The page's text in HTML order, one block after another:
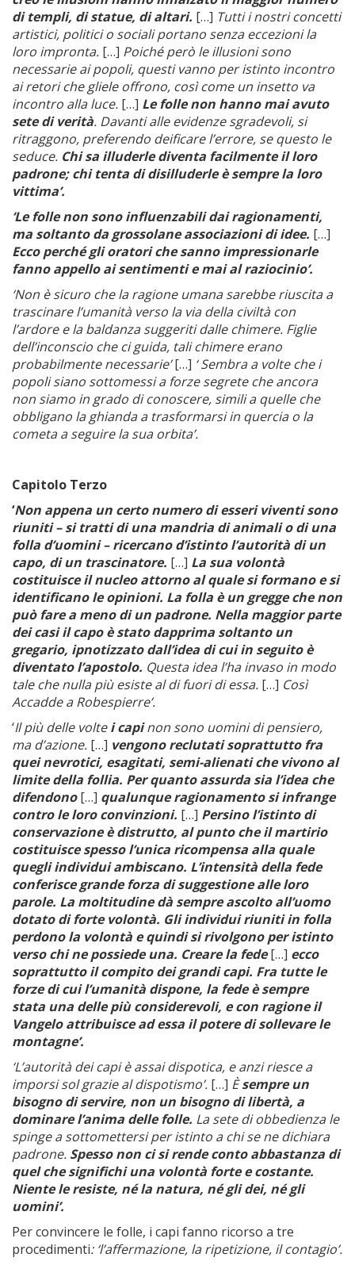
di templi, di statue, di altari. […] Tutti i nostri concetti
artistici, politici o sociali portano senza eccezioni la
loro impronta. […] Poiché però le illusioni sono
necessarie ai popoli, questi vanno per istinto incontro
ai retori che gliele offrono, così come un insetto va
incontro alla luce. […] Le folle non hanno mai avuto
sete di verità. Davanti alle evidenze sgradevoli, si
ritraggono, preferendo deificare l’errore, se questo le
seduce. Chi sa illuderle diventa facilmente il loro
padrone; chi tenta di disilluderle è sempre la loro
vittima’.
‘Le folle non sono influenzabili dai ragionamenti,
ma soltanto da grossolane associazioni di idee. […]
Ecco perché gli oratori che sanno impressionarle
fanno appello ai sentimenti e mai al raziocinio’.
‘Non è sicuro che la ragione umana sarebbe riuscita a
trascinare l’umanità verso la via della civiltà con
l’ardore e la baldanza suggeriti dalle chimere. Figlie
dell’inconscio che ci guida, tali chimere erano
probabilmente necessarie’[…] ‘ Sembra a volte che i
popoli siano sottomessi a forze segrete che ancora
non siamo in grado di conoscere, simili a quelle che
obbligano la ghianda a trasformarsi in quercia o la
cometa a seguire la sua orbita’.
Capitolo Terzo
‘Non appena un certo numero di esseri viventi sono
riuniti – si tratti di una mandria di animali o di una
folla d’uomini – ricercano d’istinto l’autorità di un
capo, di un trascinatore. […] La sua volontà
costituisce il nucleo attorno al quale si formano e si
identificano le opinioni. La folla è un gregge che non
può fare a meno di un padrone. Nella maggior parte
dei casi il capo è stato dapprima soltanto un
gregario, ipnotizzato dall’idea di cui in seguito è
diventato l’apostolo. Questa idea l’ha invaso in modo
tale che nulla più esiste al di fuori di essa. […] Così
Accadde a Robespierre’.
‘Il più delle voltei capinon sono uomini di pensiero,
ma d’azione. […] vengono reclutati soprattutto fra
quei nevrotici, esagitati, semi-alienati che vivono al
limite della follia. Per quanto assurda sia l’idea che
difendono[…] qualunque ragionamento si infrange
contro le loro convinzioni. […] Persino l’istinto di
conservazione è distrutto, al punto che il martirio
costituisce spesso l’unica ricompensa alla quale
quegli individui ambiscano. L’intensità della fede
conferisce grande forza di suggestione alle loro
parole. La moltitudine dà sempre ascolto all’uomo
dotato di forte volontà. Gli individui riuniti in folla
perdono la volontà e quindi si rivolgono per istinto
verso chi ne possiede una. Creare la fede[…] ecco
soprattutto il compito dei grandi capi. Fra tutte le
forze di cui l’umanità dispone, la fede è sempre
stata una delle più considerevoli, e con ragione il
Vangelo attribuisce ad essa il potere di sollevare le
montagne’.
‘L’autorità dei capi è assai dispotica, e anzi riesce a
imporsi sol grazie al dispotismo’. […] Èsempre un
bisogno di servire, non un bisogno di libertà, a
dominare l’anima delle folle. La sete di obbedienza le
spinge a sottomettersi per istinto a chi se ne dichiara
padrone. Spesso non ci si rende conto abbastanza di
quel che significhi una volontà forte e costante.
Niente le resiste, né la natura, né gli dei, né gli
uomini’.
Per convincere le folle, i capi fanno ricorso a tre
procedimenti: ‘l’affermazione, la ripetizione, il contagio’.